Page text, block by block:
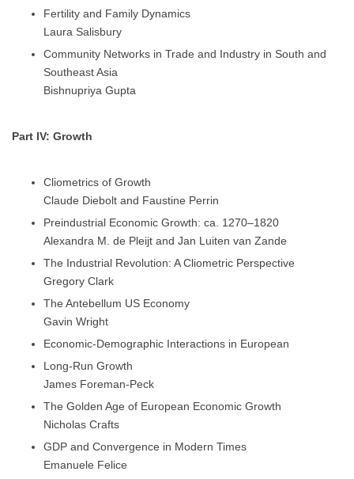
Fertility and Family Dynamics
Laura Salisbury
Community Networks in Trade and Industry in South and
Southeast Asia
Bishnupriya Gupta
Part IV: Growth
Cliometrics of Growth
Claude Diebolt and Faustine Perrin
Preindustrial Economic Growth: ca. 1270–1820
Alexandra M. de Pleijt and Jan Luiten van Zande
The Industrial Revolution: A Cliometric Perspective
Gregory Clark
The Antebellum US Economy
Gavin Wright
Economic-Demographic Interactions in European
Long-Run Growth
James Foreman-Peck
The Golden Age of European Economic Growth
Nicholas Crafts
GDP and Convergence in Modern Times
Emanuele Felice